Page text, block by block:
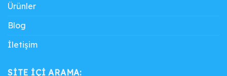
Ürünler
Blog
İletişim
SITE IÇI ARAMA: